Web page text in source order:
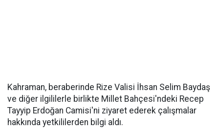
Kahraman, beraberinde Rize Valisi İhsan Selim Baydaş
ve diğer ilgililerle birlikte Millet Bahçesi'ndeki Recep
Tayyip Erdoğan Camisi'ni ziyaret ederek çalışmalar
hakkında yetkililerden bilgi aldı.